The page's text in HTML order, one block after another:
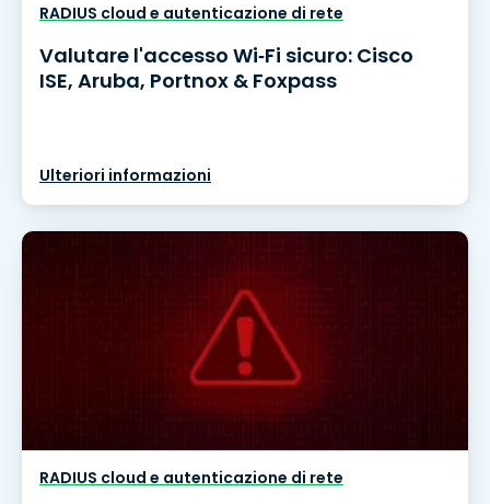
RADIUS cloud e autenticazione di rete
Valutare l'accesso Wi‑Fi sicuro: Cisco
ISE, Aruba, Portnox & Foxpass
Ulteriori informazioni
RADIUS cloud e autenticazione di rete